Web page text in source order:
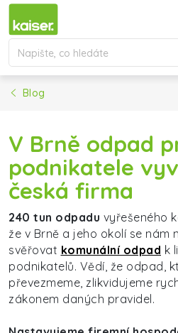
Přejít na obsah
Blog
V Brně odpad
podnikatele
česká firma
240 tun odpadu vyřešeného
že v Brně a jeho okolí se nám
svěřovat komunální odpad k
podnikatelů. Vědí, že odpad,
převezmeme, zlikvidujeme
zákonem daných pravidel.